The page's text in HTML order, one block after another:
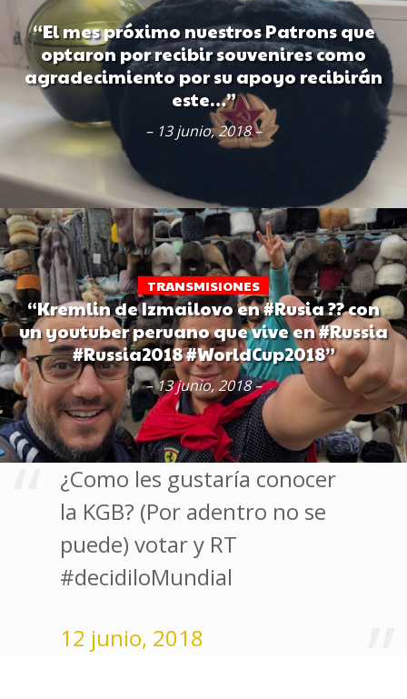
“El mes próximo nuestros Patrons que
optaron por recibir souvenires como
agradecimiento por su apoyo recibirán
este…”
– 13 junio, 2018 –
TRANSMISIONES
“Kremlin de Izmailovo en #Rusia ?? con
un youtuber peruano que vive en #Russia
#Russia2018 #WorldCup2018”
– 13 junio, 2018 –
¿Como les gustaría conocer
la KGB? (Por adentro no se
puede) votar y RT
#decidiloMundial
12 junio, 2018